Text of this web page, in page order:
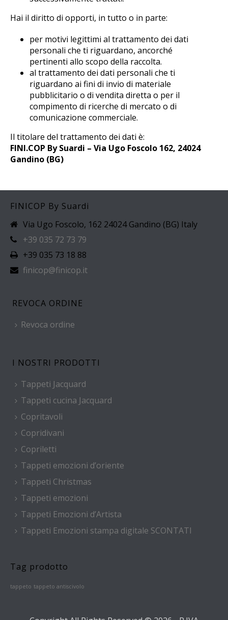
Hai il diritto di opporti, in tutto o in parte:
per motivi legittimi al trattamento dei dati
personali che ti riguardano, ancorché
pertinenti allo scopo della raccolta.
al trattamento dei dati personali che ti
riguardano ai fini di invio di materiale
pubblicitario o di vendita diretta o per il
compimento di ricerche di mercato o di
comunicazione commerciale.
Il titolare del trattamento dei dati è:
FINI.COP By Suardi – Via Ugo Foscolo 162, 24024
Gandino (BG)
FINICOP By Suardi
Via Ugo Foscolo, 162 24024 Gandino (BG) Italy
+39 035 72 73 79
+39 035 73 18 88
finicop@finicop.it
REVOCA ORDINE
Revoca ordine
I NOSTRI PRODOTTI
Tappeti Jacquard
Tappeti cucina Jacquard
Copritavoli
Copridivani
Copriletti
Tappeti emozioni d’oriente
Tappeti Christmas
Tappeti emozioni
Tappeti Emozioni d’Artista
Tappeti Emozioni stampa digitale SCONTATI
Tag prodotto
tappeto tappeto antiscivolo